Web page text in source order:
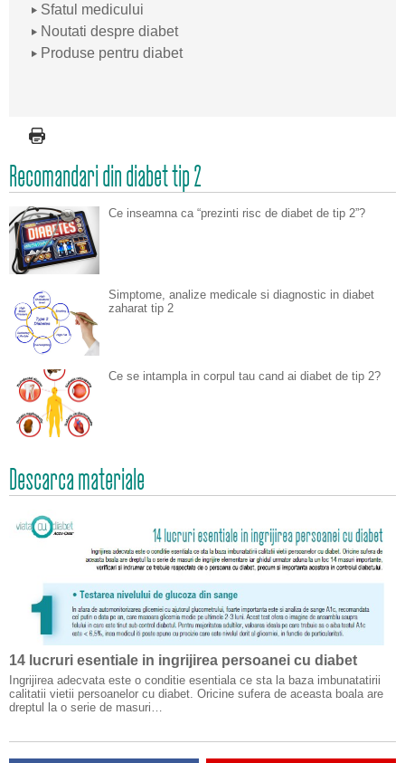
Sfatul medicului
Noutati despre diabet
Produse pentru diabet
Recomandari din diabet tip 2
Ce inseamna ca “prezinti risc de diabet de tip 2”?
Simptome, analize medicale si diagnostic in diabet
zaharat tip 2
Ce se intampla in corpul tau cand ai diabet de tip 2?
Descarca materiale
14 lucruri esentiale in ingrijirea persoanei cu diabet
Ingrijirea adecvata este o conditie esentiala ce sta la baza imbunatatirii
calitatii vietii persoanelor cu diabet. Oricine sufera de aceasta boala are
dreptul la o serie de masuri…